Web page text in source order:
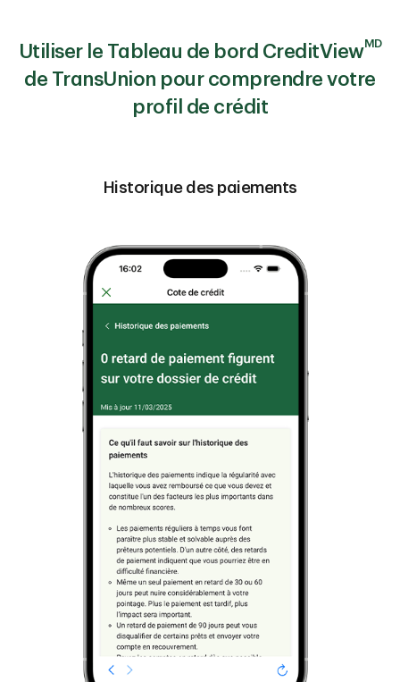
Utiliser le Tableau de bord CreditViewMD
de TransUnion pour comprendre votre
profil de crédit
Historique des paiements